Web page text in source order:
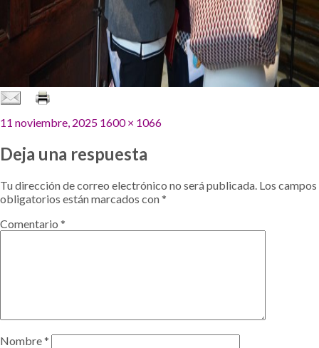
Publicado
11 noviembre, 2025 Tamaño
1600 × 1066
Deja una respuesta
Tu dirección de correo electrónico no será publicada. Los campos
obligatorios están marcados con*
Comentario *
Nombre*